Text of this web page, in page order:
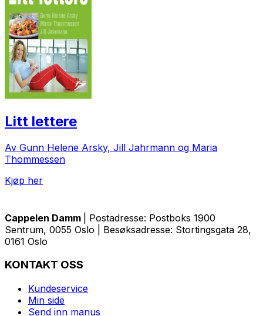
Litt lettere
Av Gunn Helene Arsky, Jill Jahrmann og Maria
Thommessen
Kjøp her
Cappelen Damm
| Postadresse: Postboks 1900
Sentrum, 0055 Oslo | Besøksadresse: Stortingsgata 28,
0161 Oslo
KONTAKT OSS
Kundeservice
Min side
Send inn manus